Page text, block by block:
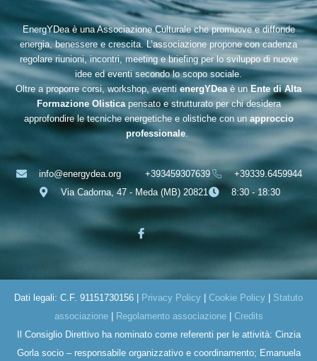
EnergYDea è una Associazione Culturale che promuove e diffonde
energia, benessere e crescita. L’associazione propone con cadenza
regolare riunioni, incontri, meeting e briefing per lo sviluppo di nuove
idee ed eventi secondo lo scopo sociale.
Oltre a proporre corsi, workshop, eventi energYDeaè unEnte di Alta
Formazione Olistica pensato e strutturato per chi desidera
approfondire le tecniche energetiche e olistiche con un approccio
professionale.
info@energydea.org +393459307639
+39339.6459944
Via Cadorna, 47 - Meda (MB) 20821
8:30 - 18:30
Dati legali: C.F. 91151730156 | Privacy Policy Cookie Policy
Statuto
associazione| Regolamento associazione| Credits
Il Consiglio Direttivo ha nominato come referenti per le attività: Cinzia
Gorla socio – responsabile organizzativo e coordinamento; Emanuela